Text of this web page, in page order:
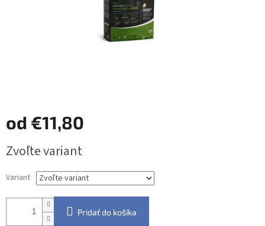
od €11,80
cena:
Zvoľte variant
Variant
Pridať do košíka